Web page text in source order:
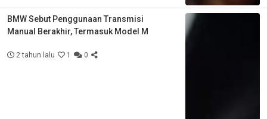
BMW Sebut Penggunaan Transmisi
Manual Berakhir, Termasuk Model M
2 tahun lalu 1 0